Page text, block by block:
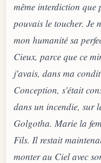
même interdiction
pouvais le toucher. Je
mon humanité sa
Cieux, parce que ce
j'avais, dans ma
Conception, s'était
dans un incendie, sur
Golgotha. Marie la
Fils. Il restait
monter au Ciel avec